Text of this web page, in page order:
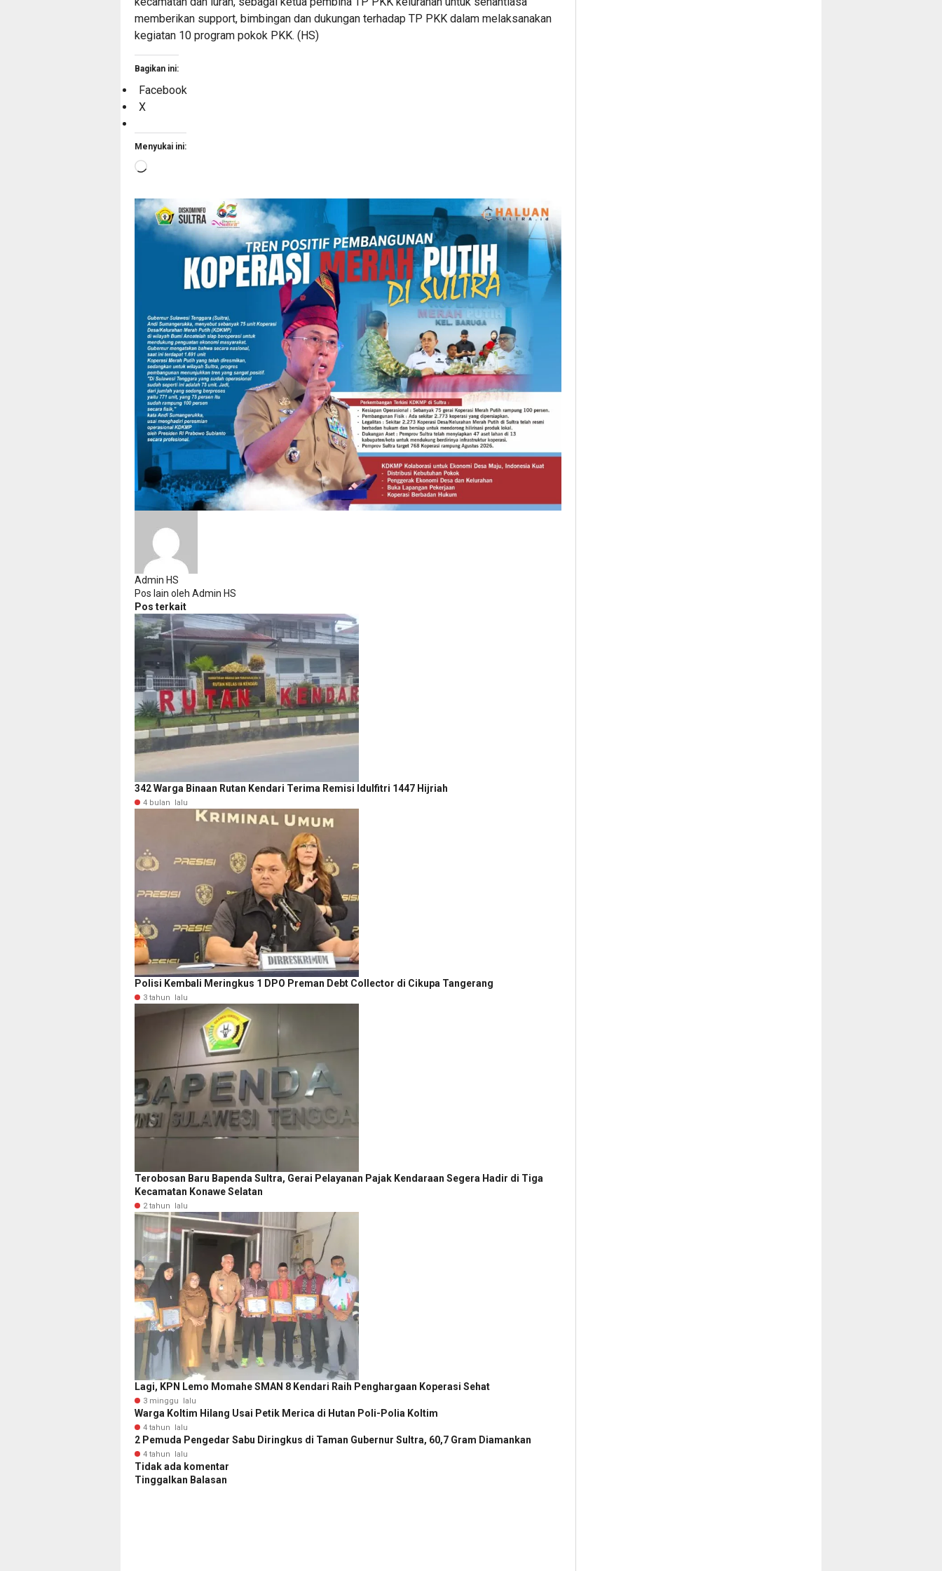
memberikan support, bimbingan dan dukungan terhadap TP PKK dalam melaksanakan
kegiatan 10 program pokok PKK. (HS)
Bagikan ini:
Facebook
X
Menyukai ini:
Memuat...
Admin HS
Pos lain oleh Admin HS
Pos terkait
342 Warga Binaan Rutan Kendari Terima Remisi Idulfitri 1447 Hijriah
4 bulan lalu
Polisi Kembali Meringkus 1 DPO Preman Debt Collector di Cikupa Tangerang
3 tahun lalu
Terobosan Baru Bapenda Sultra, Gerai Pelayanan Pajak Kendaraan Segera Hadir di Tiga
Kecamatan Konawe Selatan
2 tahun lalu
Lagi, KPN Lemo Momahe SMAN 8 Kendari Raih Penghargaan Koperasi Sehat
3 minggu lalu
Warga Koltim Hilang Usai Petik Merica di Hutan Poli-Polia Koltim
4 tahun lalu
2 Pemuda Pengedar Sabu Diringkus di Taman Gubernur Sultra, 60,7 Gram Diamankan
4 tahun lalu
Tidak ada komentar
Tinggalkan Balasan